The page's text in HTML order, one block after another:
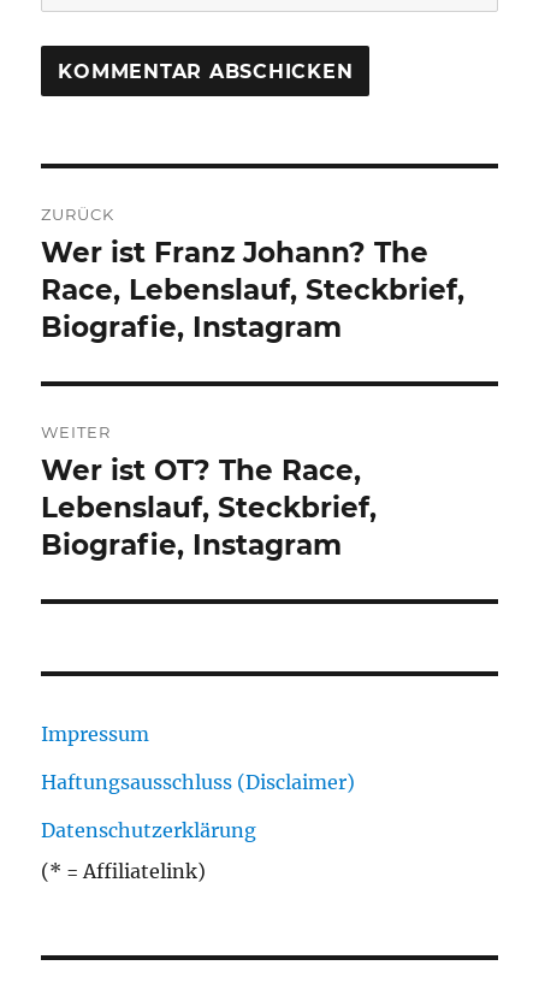
ZURÜCK
Vorheriger
Beitrag:
Wer ist Franz Johann? The
Race, Lebenslauf, Steckbrief,
Biografie, Instagram
WEITER
Nächster
Beitrag:
Wer ist OT? The Race,
Lebenslauf, Steckbrief,
Biografie, Instagram
Impressum
Haftungsausschluss (Disclaimer)
Datenschutzerklärung
(* = Affiliatelink)